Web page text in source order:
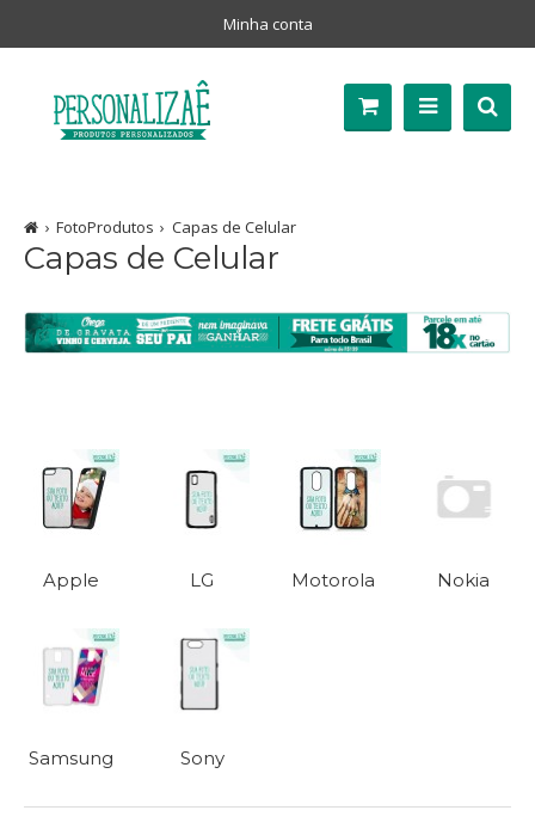
Minha conta
FotoProdutos Capas de Celular
Capas de Celular
Apple LG Motorola Nokia
Samsung Sony